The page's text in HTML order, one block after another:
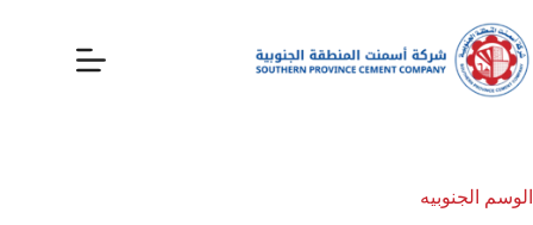
الوسم الجنوبيه